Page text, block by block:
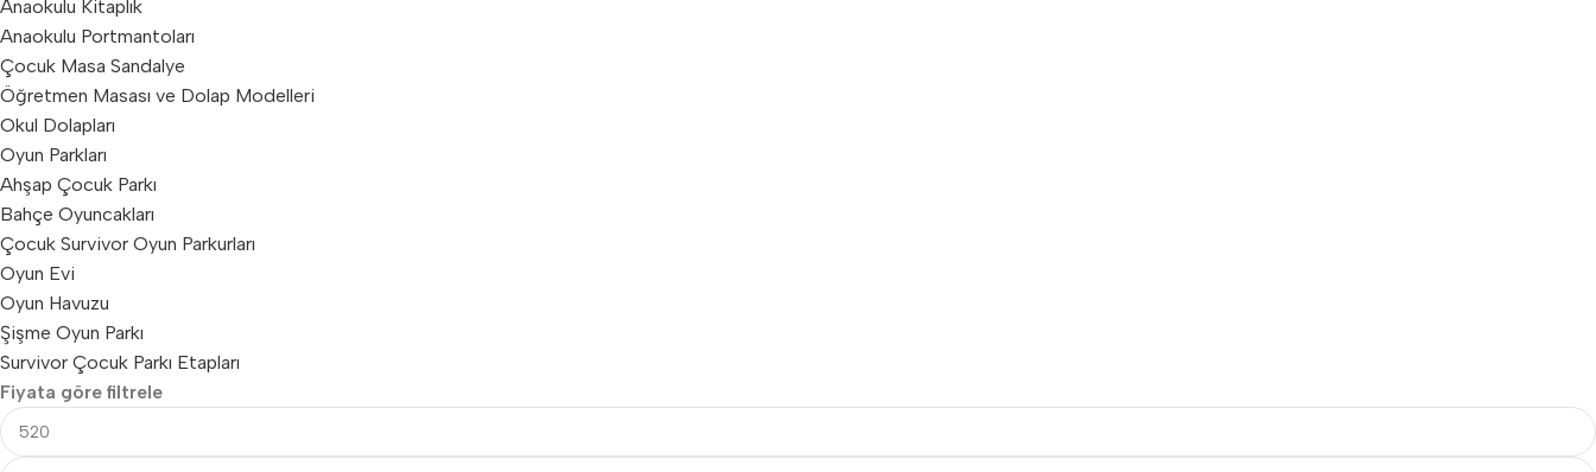
Anaokulu Kitaplık
Anaokulu Portmantoları
Çocuk Masa Sandalye
Öğretmen Masası ve Dolap Modelleri
Okul Dolapları
Oyun Parkları
Ahşap Çocuk Parkı
Bahçe Oyuncakları
Çocuk Survivor Oyun Parkurları
Oyun Evi
Oyun Havuzu
Şişme Oyun Parkı
Survivor Çocuk Parkı Etapları
Fiyata göre filtrele